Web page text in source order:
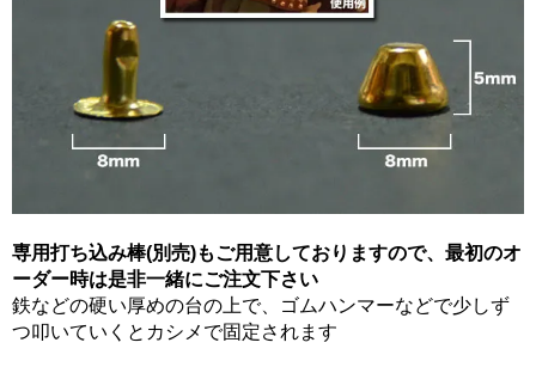
専用打ち込み棒(別売)もご用意しておりますので、最初のオ
ーダー時は是非一緒にご注文下さい
鉄などの硬い厚めの台の上で、ゴムハンマーなどで少しず
つ叩いていくとカシメで固定されます